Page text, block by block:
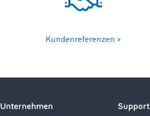
Kundenreferenzen >
Unternehmen Support